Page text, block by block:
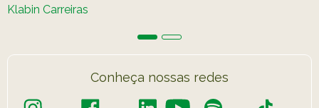
Klabin Carreiras
Conheça nossas redes